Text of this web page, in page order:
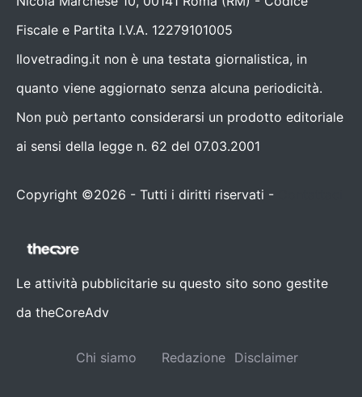
Fiscale e Partita I.V.A. 12279101005
Ilovetrading.it non è una testata giornalistica, in
quanto viene aggiornato senza alcuna periodicità.
Non può pertanto considerarsi un prodotto editoriale
ai sensi della legge n. 62 del 07.03.2001
Copyright ©2026 - Tutti i diritti riservati -
Le attività pubblicitarie su questo sito sono gestite
da theCoreAdv
Chi siamo Redazione Disclaimer